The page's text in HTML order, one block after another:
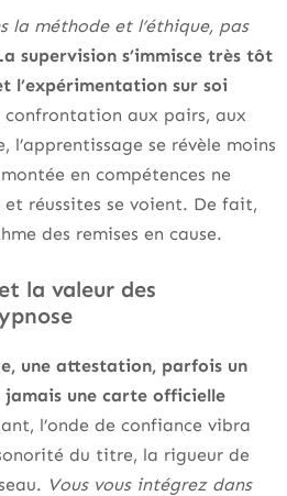
la méthode et l’éthique, pas
supervision s’immisce très tôt
l’expérimentation sur soi
confrontation aux pairs, aux
l’apprentissage se révèle moins
en compétences ne
réussites se voient. De fait,
des remises en cause.
la valeur des
une attestation, parfois un
une carte officielle
l’onde de confiance vibra
du titre, la rigueur de
Vous vous intégrez dans